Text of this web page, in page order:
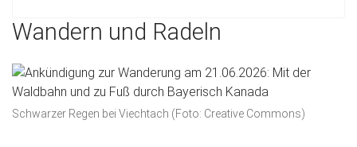
Wandern und Radeln
Schwarzer Regen bei Viechtach (Foto: Creative Commons)